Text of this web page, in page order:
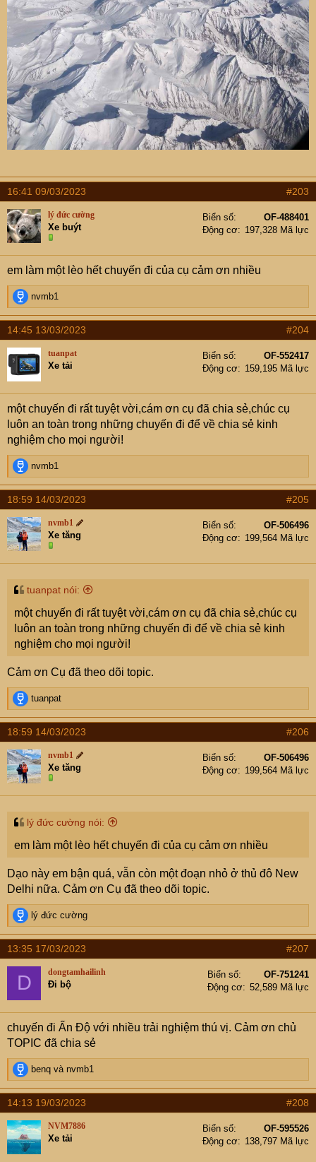
16:41 09/03/2023 #203
lý đức cường
Xe buýt
Biển số
OF-488401
Động cơ
197,328 Mã lực
em làm một lèo hết chuyến đi của cụ cảm ơn nhiều
R
e
a
c
t
i
o
n
s
:
nvmb1
14:45 13/03/2023 #204
tuanpat
Xe tải
Biển số
OF-552417
Động cơ
159,195 Mã lực
một chuyến đi rất tuyệt vời,cám ơn cụ đã chia sẻ,chúc cụ
luôn an toàn trong những chuyến đi để về chia sẻ kinh
nghiệm cho mọi người!
R
e
a
c
t
i
o
n
s
nvmb1
18:59 14/03/2023 #205
nvmb1
Xe tăng
Biển số
OF-506496
Động cơ
199,564 Mã lực
tuanpat nói:
một chuyến đi rất tuyệt vời,cám ơn cụ đã chia sẻ,chúc cụ
luôn an toàn trong những chuyến đi để về chia sẻ kinh
nghiệm cho mọi người!
Cảm ơn Cụ đã theo dõi topic.
R
e
a
c
t
i
o
n
s
tuanpat
18:59 14/03/2023 #206
nvmb1
Xe tăng
Biển số
OF-506496
Động cơ
199,564 Mã lực
lý đức cường nói:
em làm một lèo hết chuyến đi của cụ cảm ơn nhiều
Dạo này em bận quá, vẫn còn một đoạn nhỏ ở thủ đô New
Delhi nữa. Cảm ơn Cụ đã theo dõi topic.
R
e
a
c
t
n
s
:
lý đức cường
13:35 17/03/2023 #207
D dongtamhailinh
Đi bộ
Biển số
OF-751241
Động cơ
52,589 Mã lực
chuyến đi Ấn Độ với nhiều trải nghiệm thú vị. Cảm ơn chủ
TOPIC đã chia sẻ
R
e
a
c
t
i
o
n
benq và nvmb1
14:13 19/03/2023 #208
NVM7886
Xe tải
Biển số
OF-595526
Động cơ
138,797 Mã lực